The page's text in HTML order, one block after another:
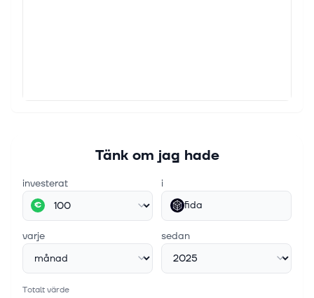
Tänk om jag hade
investerat
€
i
fida
varje sedan
Totalt värde